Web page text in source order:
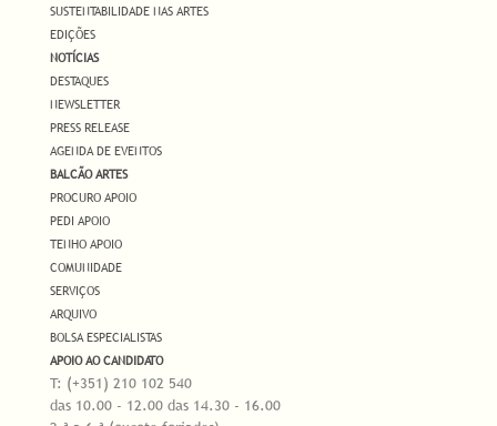
SUSTENTABILIDADE NAS ARTES
EDIÇÕES
NOTÍCIAS
DESTAQUES
NEWSLETTER
PRESS RELEASE
AGENDA DE EVENTOS
BALCÃO ARTES
PROCURO APOIO
PEDI APOIO
TENHO APOIO
COMUNIDADE
SERVIÇOS
ARQUIVO
BOLSA ESPECIALISTAS
APOIO AO CANDIDATO
T: (+351) 210 102 540
das 10.00 - 12.00 das 14.30 - 16.00